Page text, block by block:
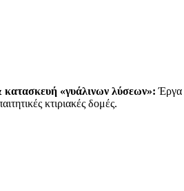
«γυάλινων λύσεων»: Έργα
κτιριακές δομές.